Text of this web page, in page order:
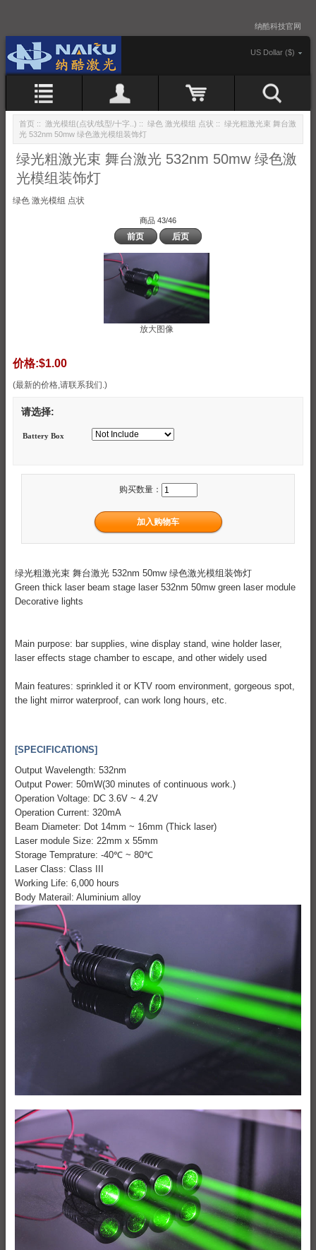
纳酷科技官网
US Dollar ($)
首页 :: 激光模组(点状/线型/十字..) :: 绿色 激光模组 点状 :: 绿光粗激光束 舞台激
光 532nm 50mw 绿色激光模组装饰灯
绿光粗激光束 舞台激光 532nm 50mw 绿色激
光模组装饰灯
绿色 激光模组 点状
商品 43/46
前页 后页
放大图像
价格:$1.00
(最新的价格,请联系我们.)
请选择:
Battery Box
购买数量：
绿光粗激光束 舞台激光 532nm 50mw 绿色激光模组装饰灯
Green thick laser beam stage laser 532nm 50mw green laser module
Decorative lights
Main purpose: bar supplies, wine display stand, wine holder laser,
laser effects stage chamber to escape, and other widely used
Main features: sprinkled it or KTV room environment, gorgeous spot,
the light mirror waterproof, can work long hours, etc.
[SPECIFICATIONS]
Output Wavelength: 532nm
Output Power: 50mW(30 minutes of continuous work.)
Operation Voltage: DC 3.6V ~ 4.2V
Operation Current: 320mA
Beam Diameter: Dot 14mm ~ 16mm (Thick laser)
Laser module Size: 22mm x 55mm
Storage Temprature: -40℃ ~ 80℃
Laser Class: Class III
Working Life: 6,000 hours
Body Materail: Aluminium alloy